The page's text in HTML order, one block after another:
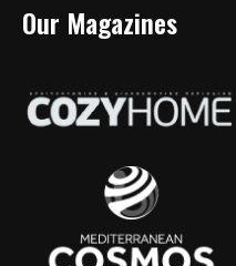
Our Magazines